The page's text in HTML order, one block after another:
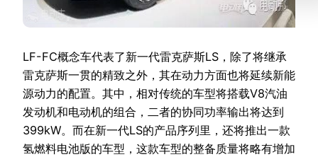
LF-FC概念车代表了新一代雷克萨斯LS，除了将继承
雷克萨斯一贯的精致之外，其在动力方面也将延续新能
源动力的配置。其中，相对传统的车型将搭载V8汽油
发动机和电动机的组合，二者的协同功率输出将达到
399kW。而在新一代LS的产品序列里，还将推出一款
氢燃料电池版的车型，这款车型的整备质量将略有增加